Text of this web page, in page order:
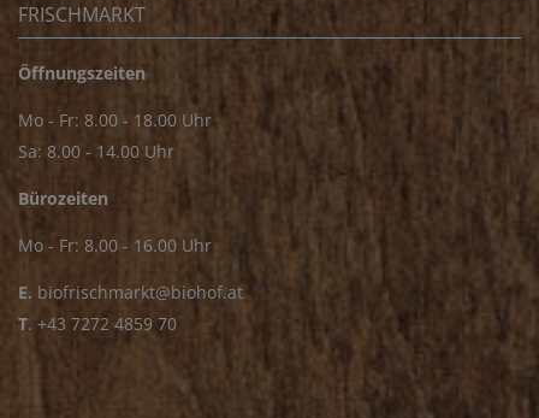
FRISCHMARKT
Öffnungszeiten
Mo - Fr: 8.00 - 18.00 Uhr
Sa: 8.00 - 14.00 Uhr
Bürozeiten
Mo - Fr: 8.00 - 16.00 Uhr
E. biofrischmarkt@biohof.at
T. +43 7272 4859 70